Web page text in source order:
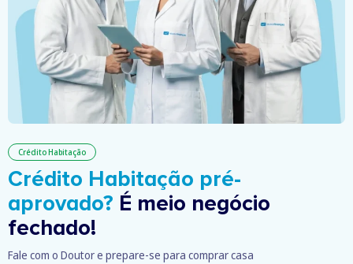
Crédito Habitação
Crédito Habitação pré-
aprovado? É meio negócio
fechado!
Fale com o Doutor e prepare-se para comprar casa